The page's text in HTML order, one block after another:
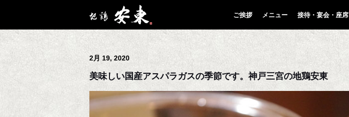
ご挨拶 メニュー 接待・宴会・座席
2月 19, 2020
美味しい国産アスパラガスの季節です。神戸三宮の地鶏安東